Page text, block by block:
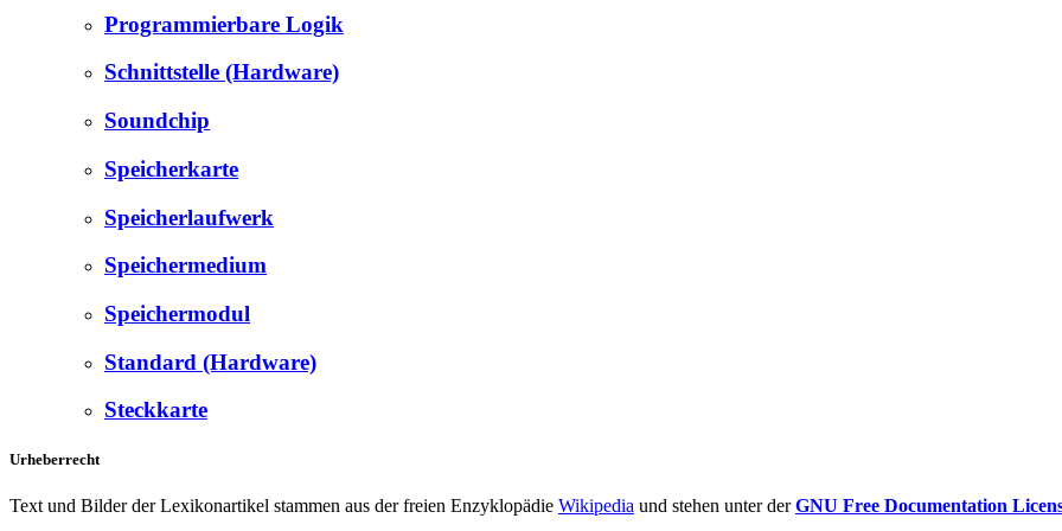
Programmierbare Logik
Schnittstelle (Hardware)
Soundchip
Speicherkarte
Speicherlaufwerk
Speichermedium
Speichermodul
Standard (Hardware)
Steckkarte
Urheberrecht
Text und Bilder der Lexikonartikel stammen aus der freien Enzyklopädie Wikipedia und stehen unter derGNU Free Documentation